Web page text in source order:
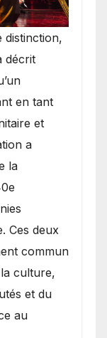
distinction,
décrit
en tant
et
a
la
Ces deux
commun
culture,
et du
au